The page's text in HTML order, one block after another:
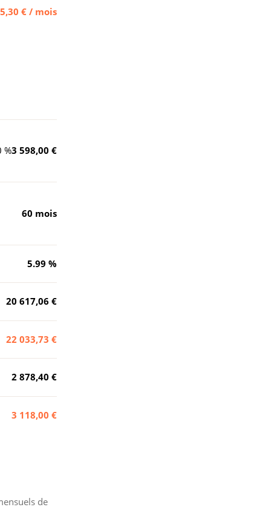
€ / mois
%3 598,00 €
60 mois
5.99 %
20 617,06 €
22 033,73 €
2 878,40 €
3 118,00 €
de